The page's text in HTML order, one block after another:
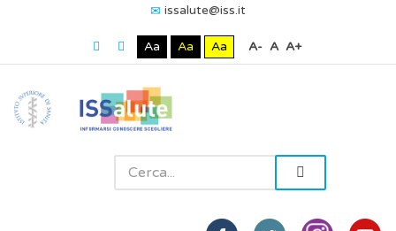
issalute@iss.it
Aa Aa Aa A- A A+